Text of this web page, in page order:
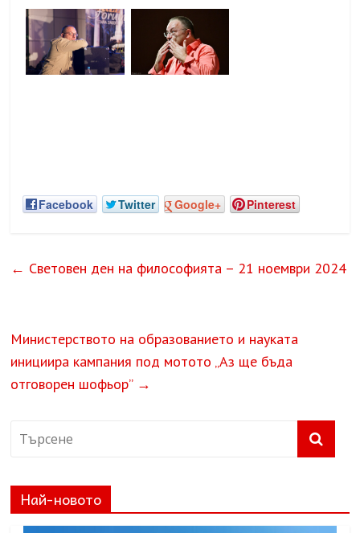
Facebook Twitter Google+ Pinterest
← Световен ден на философията – 21 ноември 2024
Министерството на образованието и науката
инициира кампания под мотото „Аз ще бъда
отговорен шофьор” →
Най-новото